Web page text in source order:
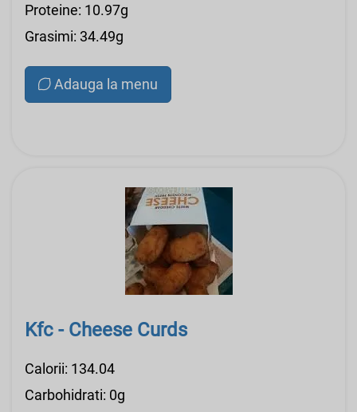
Proteine: 10.97g
Grasimi: 34.49g
Adauga la menu
Kfc - Cheese Curds
Calorii: 134.04
Carbohidrati: 0g